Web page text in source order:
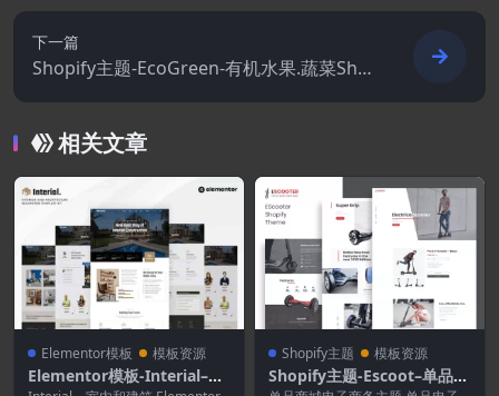
下一篇
Shopify主题-EcoGreen-有机水果.蔬菜Sho
相关文章
Elementor模板 模板资源
Elementor模板-Interial–室
Shopify主题 模板资源
Shopify主题-Escoot–单品S